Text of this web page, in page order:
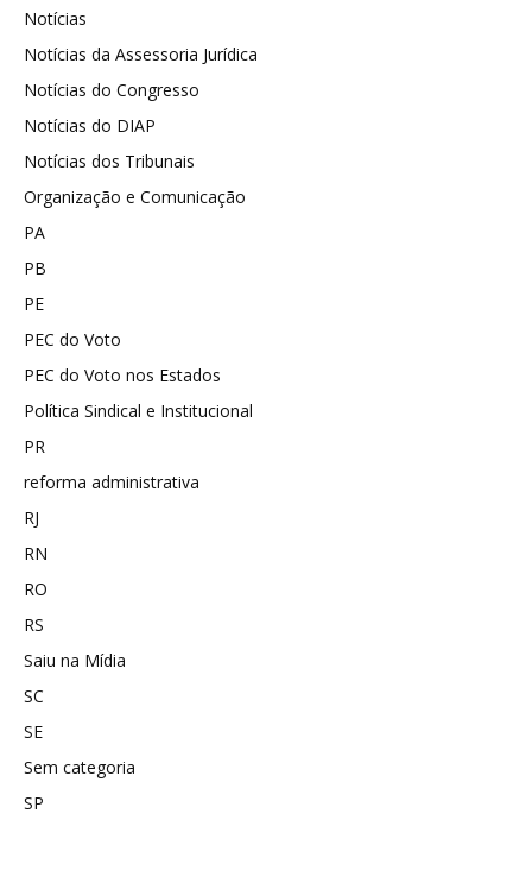
Notícias
Notícias da Assessoria Jurídica
Notícias do Congresso
Notícias do DIAP
Notícias dos Tribunais
Organização e Comunicação
PA
PB
PE
PEC do Voto
PEC do Voto nos Estados
Política Sindical e Institucional
PR
reforma administrativa
RJ
RN
RO
RS
Saiu na Mídia
SC
SE
Sem categoria
SP